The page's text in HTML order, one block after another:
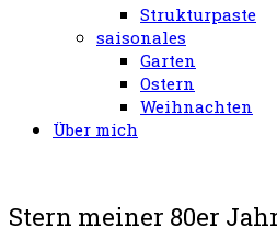
Strukturpaste
saisonales
Garten
Ostern
Weihnachten
Über mich
Stern meiner 80er